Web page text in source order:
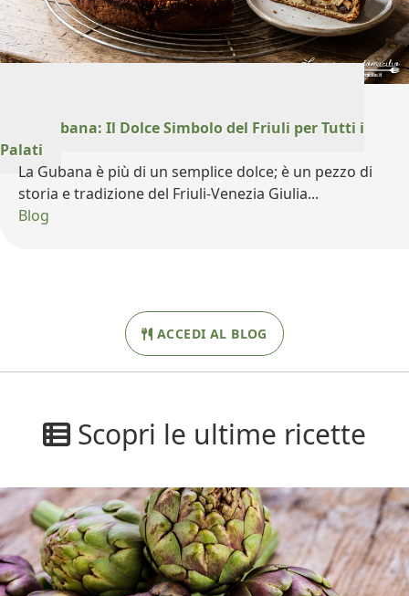
La Gubana: Il Dolce Simbolo del Friuli per Tutti i
Palati
La Gubana è più di un semplice dolce; è un pezzo di
storia e tradizione del Friuli-Venezia Giulia...
Blog
ACCEDI AL BLOG
Scopri le ultime ricette